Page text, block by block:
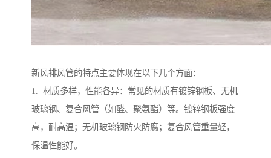
新风排风管的特点主要体现在以下几个方面：
1. 材质多样，性能各异：常见的材质有镀锌钢板、无机
玻璃钢、复合风管（如醛、聚氨酯）等。镀锌钢板强度
高，耐高温；无机玻璃钢防火防腐；复合风管重量轻，
保温性能好。